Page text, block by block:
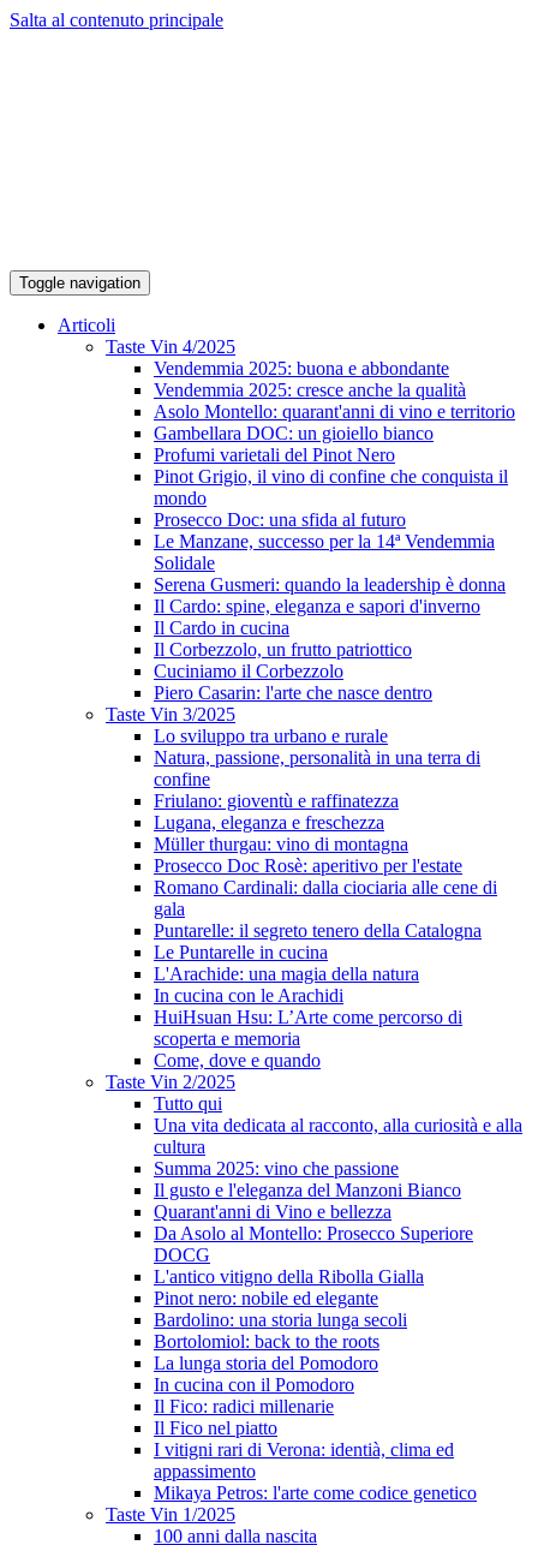
Salta al contenuto principale
Toggle navigation
Articoli
Taste Vin 4/2025
Vendemmia 2025: buona e abbondante
Vendemmia 2025: cresce anche la qualità
Asolo Montello: quarant'anni di vino e territorio
Gambellara DOC: un gioiello bianco
Profumi varietali del Pinot Nero
Pinot Grigio, il vino di confine che conquista il
mondo
Prosecco Doc: una sfida al futuro
Le Manzane, successo per la 14ª Vendemmia
Solidale
Serena Gusmeri: quando la leadership è donna
Il Cardo: spine, eleganza e sapori d'inverno
Il Cardo in cucina
Il Corbezzolo, un frutto patriottico
Cuciniamo il Corbezzolo
Piero Casarin: l'arte che nasce dentro
Taste Vin 3/2025
Lo sviluppo tra urbano e rurale
Natura, passione, personalità in una terra di
confine
Friulano: gioventù e raffinatezza
Lugana, eleganza e freschezza
Müller thurgau: vino di montagna
Prosecco Doc Rosè: aperitivo per l'estate
Romano Cardinali: dalla ciociaria alle cene di
gala
Puntarelle: il segreto tenero della Catalogna
Le Puntarelle in cucina
L'Arachide: una magia della natura
In cucina con le Arachidi
HuiHsuan Hsu: L’Arte come percorso di
scoperta e memoria
Come, dove e quando
Taste Vin 2/2025
Tutto qui
Una vita dedicata al racconto, alla curiosità e alla
cultura
Summa 2025: vino che passione
Il gusto e l'eleganza del Manzoni Bianco
Quarant'anni di Vino e bellezza
Da Asolo al Montello: Prosecco Superiore
DOCG
L'antico vitigno della Ribolla Gialla
Pinot nero: nobile ed elegante
Bardolino: una storia lunga secoli
Bortolomiol: back to the roots
La lunga storia del Pomodoro
In cucina con il Pomodoro
Il Fico: radici millenarie
Il Fico nel piatto
I vitigni rari di Verona: identià, clima ed
appassimento
Mikaya Petros: l'arte come codice genetico
Taste Vin 1/2025
100 anni dalla nascita